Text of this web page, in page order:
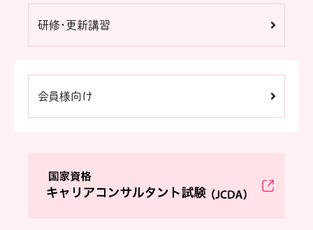
研修・更新講習
会員様向け